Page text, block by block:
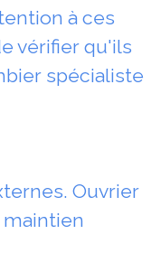
à ces
vérifier qu'ils
spécialiste
Ouvrier